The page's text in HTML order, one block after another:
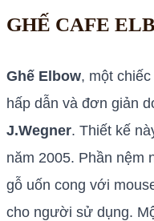
GHẾ CAFE
Ghế Elbow, một
hấp dẫn và đơn giản
J.Wegner. Thiết kế
năm 2005. Phần nệm
gỗ uốn cong với
cho người sử dụng.